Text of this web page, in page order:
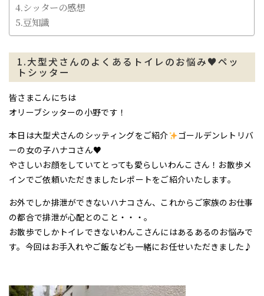
4.シッターの感想
5.豆知識
1.大型犬さんのよくあるトイレのお悩み♥ペッ
トシッター
皆さまこんにちは
オリーブシッターの小野です！
本日は大型犬さんのシッティングをご紹介
ゴールデンレトリバ
ーの女の子ハナコさん♥
やさしいお顔をしていてとっても愛らしいわんこさん！お散歩メ
インでご依頼いただきましたレポートをご紹介いたします。
お外でしか排泄ができないハナコさん、これからご家族のお仕事
の都合で排泄が心配とのこと・・・。
お散歩でしかトイレできないわんこさんにはあるあるのお悩みで
す。今回はお手入れやご飯なども一緒にお任せいただきました♪